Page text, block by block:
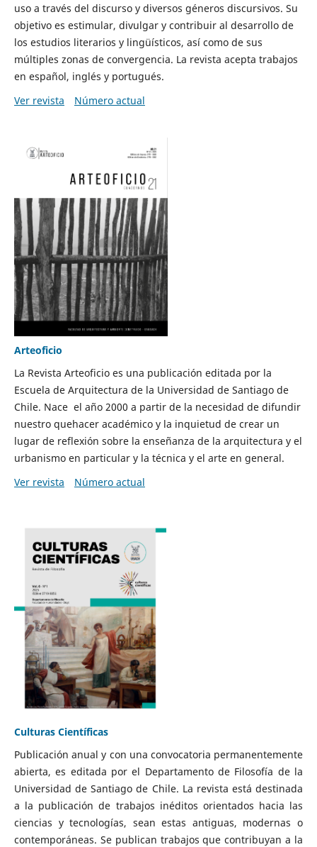
uso a través del discurso y diversos géneros discursivos. Su
objetivo es estimular, divulgar y contribuir al desarrollo de
los estudios literarios y lingüísticos, así como de sus
múltiples zonas de convergencia. La revista acepta trabajos
en español, inglés y portugués.
Ver revista
Número actual
Arteoficio
La Revista Arteoficio es una publicación editada por la
Escuela de Arquitectura de la Universidad de Santiago de
Chile. Nace el año 2000 a partir de la necesidad de difundir
nuestro quehacer académico y la inquietud de crear un
lugar de reflexión sobre la enseñanza de la arquitectura y el
urbanismo en particular y la técnica y el arte en general.
Ver revista
Número actual
Culturas Científicas
Publicación anual y con una convocatoria permanentemente
abierta, es editada por el Departamento de Filosofía de la
Universidad de Santiago de Chile. La revista está destinada
a la publicación de trabajos inéditos orientados hacia las
ciencias y tecnologías, sean estas antiguas, modernas o
contemporáneas. Se publican trabajos que contribuyan a la